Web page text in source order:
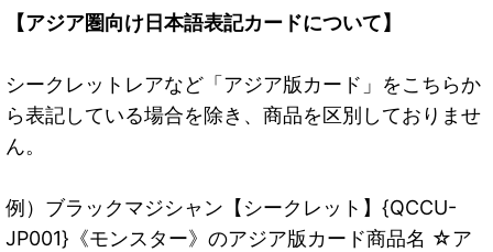
【アジア圏向け日本語表記カードについて】
シークレットレアなど「アジア版カード」をこちらか
ら表記している場合を除き、商品を区別しておりませ
ん。
例）ブラックマジシャン【シークレット】{QCCU-
JP001}《モンスター》のアジア版カード商品名 ☆ア